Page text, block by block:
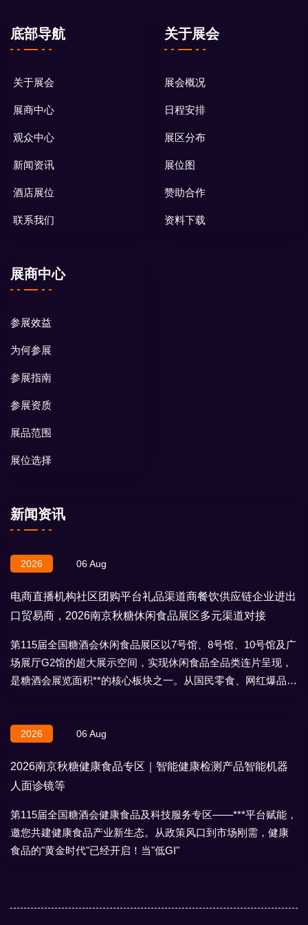
底部导航
关于展会
展商中心
观众中心
新闻资讯
酒店展位
联系我们
关于展会
展会概况
日程安排
展区分布
展位图
赞助合作
资料下载
展商中心
参展效益
为何参展
参展指南
参展资质
展品范围
展位选择
新闻资讯
2026 06 Aug
电商直播机构社区团购平台礼品渠道商餐饮供应链企业进出
口贸易商，2026南京秋糖休闲食品展区多元渠道对接
第115届全国糖酒会休闲食品展区以7号馆、8号馆、10号馆及广
场展厅G2馆的超大展示空间，实现休闲食品全品类连片呈现，
是糖酒会展览面积**的核心板块之一。从国民零食、网红爆品到
2026 06 Aug
2026南京秋糖健康食品专区｜智能健康检测产品智能机器
人面诊镜等
第115届全国糖酒会健康食品及科技服务专区——***平台赋能，
邀您共建健康食品产业新生态。从政策风口到市场刚需，健康
食品的"黄金时代"已经开启！当"低GI"